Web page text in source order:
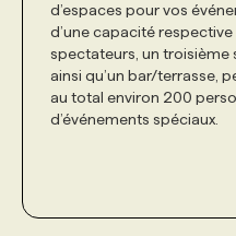
d’espaces pour vos
d’une capacité
spectateurs, un troisième
ainsi qu’un bar/terrasse,
au total environ 200
d’événements spéciaux.